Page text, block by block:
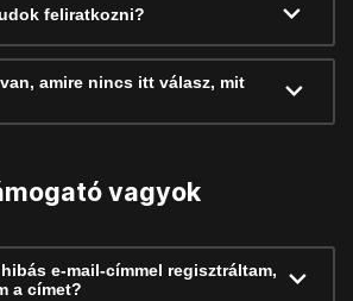
feliratkozni?
amire nincs itt válasz, mit
vagyok
e-mail-címmel regisztráltam,
a címet?